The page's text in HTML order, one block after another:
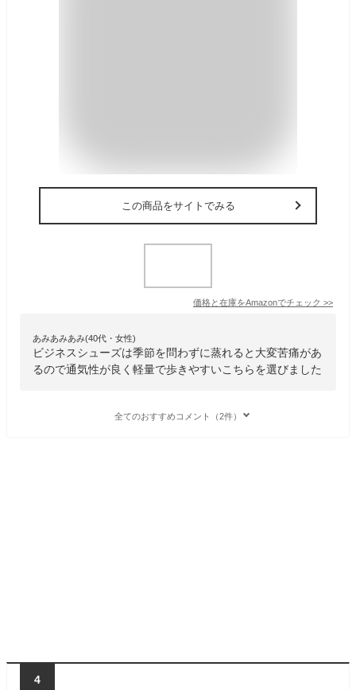
この商品をサイトでみる
価格と在庫をAmazonでチェック >>
あみあみあみ(40代・女性)
ビジネスシューズは季節を問わずに蒸れると大変苦痛があ
るので通気性が良く軽量で歩きやすいこちらを選びました
全てのおすすめコメント（2件）
4